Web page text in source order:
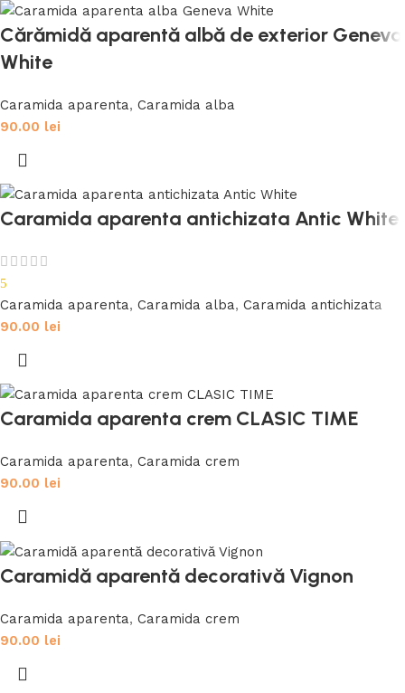
Cărămidă aparentă albă de exterior Geneva
White
Caramida aparenta, Caramida alba
90.00 lei
Caramida aparenta antichizata Antic White
5
Caramida aparenta, Caramida alba, Caramida antichizata
90.00 lei
Caramida aparenta crem CLASIC TIME
Caramida aparenta, Caramida crem
90.00 lei
Caramidă aparentă decorativă Vignon
Caramida aparenta, Caramida crem
90.00 lei